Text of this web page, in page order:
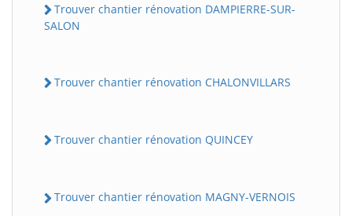
Trouver chantier rénovation DAMPIERRE-SUR-
SALON
Trouver chantier rénovation CHALONVILLARS
Trouver chantier rénovation QUINCEY
Trouver chantier rénovation MAGNY-VERNOIS